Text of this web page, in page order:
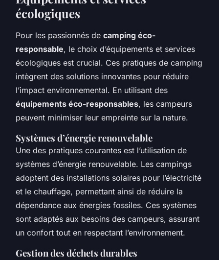
écologiques
Pour les passionnés de camping éco-
responsable, le choix d’équipements et services
écologiques est crucial. Ces pratiques de camping
intègrent des solutions innovantes pour réduire
l’impact environnemental. En utilisant des
équipements éco-responsables, les campeurs
peuvent minimiser leur empreinte sur la nature.
Systèmes d’énergie renouvelable
Une des pratiques courantes est l’utilisation de
systèmes d’énergie renouvelable. Les campings
adoptent des installations solaires pour l’électricité
et le chauffage, permettant ainsi de réduire la
dépendance aux énergies fossiles. Ces systèmes
sont adaptés aux besoins des campeurs, assurant
un confort tout en respectant l’environnement.
Gestion des déchets durables